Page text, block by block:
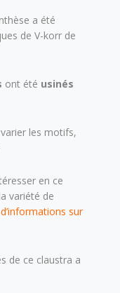
a été
de V-korr de
ont été usinés
les motifs,
en ce
variété de
sur
de ce claustra a